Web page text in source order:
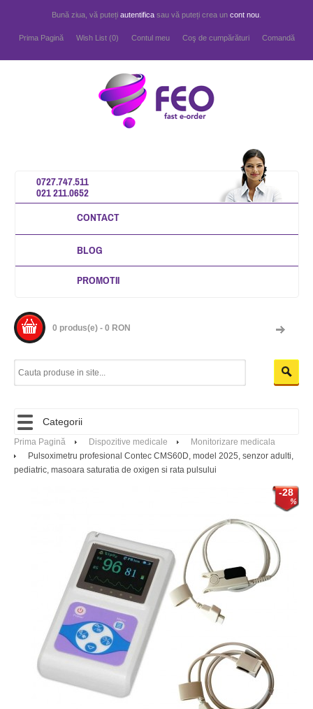
Bună ziua, vă puteți autentifica sau vă puteți crea un cont nou
Prima Pagină Wish List (0) Contul meu Coş de cumpărături Comandă
0727.747.511
021 211.0652
CONTACT
BLOG
PROMOTII
0 produs(e) - 0 RON
Categorii
Prima Pagină Dispozitive medicale
Monitorizare medicala
Pulsoximetru profesional Contec CMS60D, model 2025, senzor adulti,
pediatric, masoara saturatia de oxigen si rata pulsului
-28